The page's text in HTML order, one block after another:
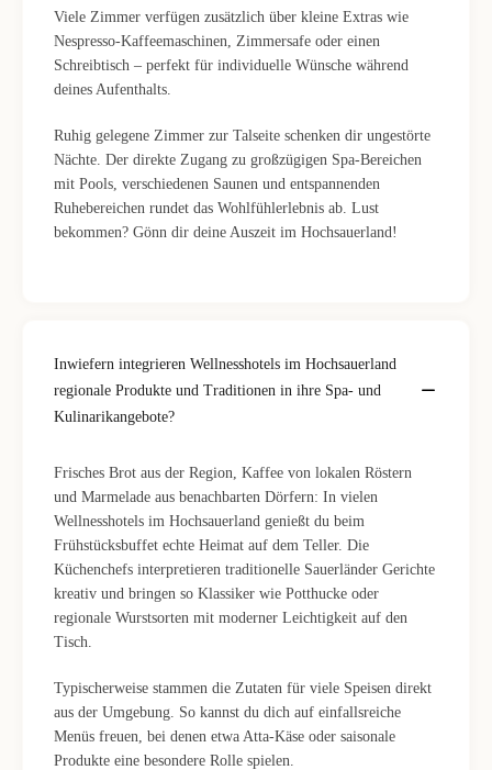
Viele Zimmer verfügen zusätzlich über kleine Extras wie
Nespresso-Kaffeemaschinen, Zimmersafe oder einen
Schreibtisch – perfekt für individuelle Wünsche während
deines Aufenthalts.
Ruhig gelegene Zimmer zur Talseite schenken dir ungestörte
Nächte. Der direkte Zugang zu großzügigen Spa-Bereichen
mit Pools, verschiedenen Saunen und entspannenden
Ruhebereichen rundet das Wohlfühlerlebnis ab. Lust
bekommen? Gönn dir deine Auszeit im Hochsauerland!
Inwiefern integrieren Wellnesshotels im Hochsauerland
regionale Produkte und Traditionen in ihre Spa- und
Kulinarikangebote?
Frisches Brot aus der Region, Kaffee von lokalen Röstern
und Marmelade aus benachbarten Dörfern: In vielen
Wellnesshotels im Hochsauerland genießt du beim
Frühstücksbuffet echte Heimat auf dem Teller. Die
Küchenchefs interpretieren traditionelle Sauerländer Gerichte
kreativ und bringen so Klassiker wie Potthucke oder
regionale Wurstsorten mit moderner Leichtigkeit auf den
Tisch.
Typischerweise stammen die Zutaten für viele Speisen direkt
aus der Umgebung. So kannst du dich auf einfallsreiche
Menüs freuen, bei denen etwa Atta-Käse oder saisonale
Produkte eine besondere Rolle spielen.